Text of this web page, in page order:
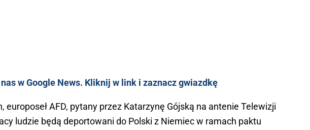
w Google News. Kliknij w link i zaznacz gwiazdkę
europoseł AFD, pytany przez Katarzynę Gójską na antenie Telewizji
ludzie będą deportowani do Polski z Niemiec w ramach paktu